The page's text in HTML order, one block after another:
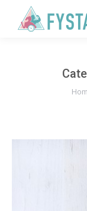
You